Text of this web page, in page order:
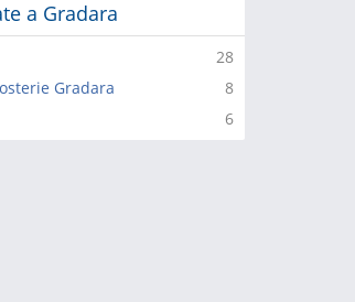
a Gradara
28
8
Gradara
6